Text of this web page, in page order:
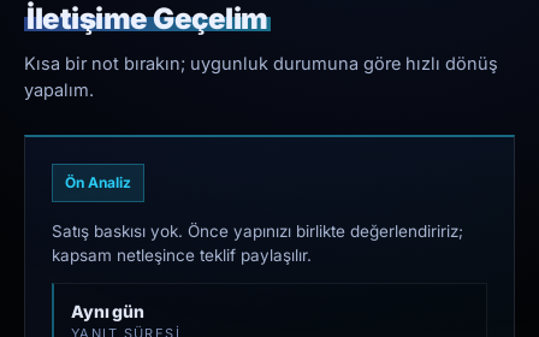
İletişime Geçelim
Kısa bir not bırakın; uygunluk durumuna göre hızlı dönüş
yapalım.
Ön Analiz
Satış baskısı yok. Önce yapınızı birlikte değerlendiririz;
kapsam netleşince teklif paylaşılır.
Aynı gün